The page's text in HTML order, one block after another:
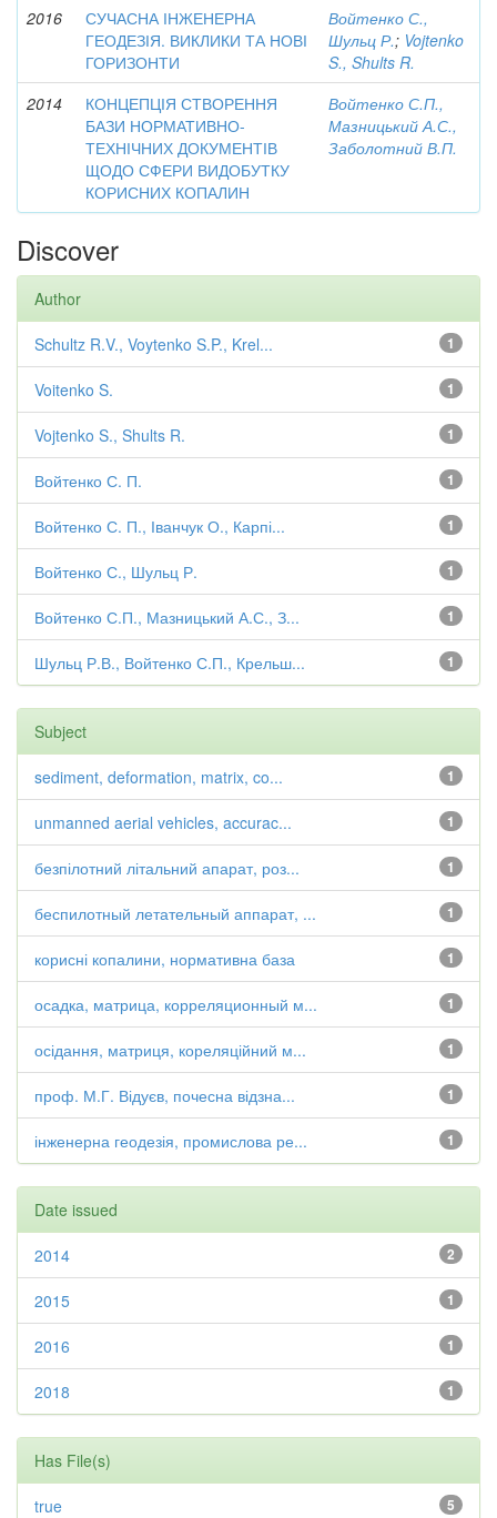
2016
СУЧАСНА ІНЖЕНЕРНА
ГЕОДЕЗІЯ. ВИКЛИКИ ТА НОВІ
ГОРИЗОНТИ
Войтенко С.,
Шульц Р.; Vojtenko
S., Shults R.
2014
КОНЦЕПЦІЯ СТВОРЕННЯ
БАЗИ НОРМАТИВНО-
ТЕХНІЧНИХ ДОКУМЕНТІВ
ЩОДО СФЕРИ ВИДОБУТКУ
КОРИСНИХ КОПАЛИН
Войтенко С.П.,
Мазницький А.С.,
Заболотний В.П.
Discover
Author
1
Schultz R.V., Voytenko S.P., Krel...
1
Voitenko S.
1
Vojtenko S., Shults R.
1
Войтенко С. П.
1
Войтенко С. П., Іванчук О., Карпі...
1
Войтенко С., Шульц Р.
1
Войтенко С.П., Мазницький А.С., З...
1
Шульц Р.В., Войтенко С.П., Крельш...
Subject
1
sediment, deformation, matrix, co...
1
unmanned aerial vehicles, accurac...
1
безпілотний літальний апарат, роз...
1
беспилотный летательный аппарат, ...
1
корисні копалини, нормативна база
1
осадка, матрица, корреляционный м...
1
осідання, матриця, кореляційний м...
1
проф. М.Г. Відуєв, почесна відзна...
1
інженерна геодезія, промислова ре...
Date issued
2
2014
1
2015
1
2016
1
2018
Has File(s)
5
true